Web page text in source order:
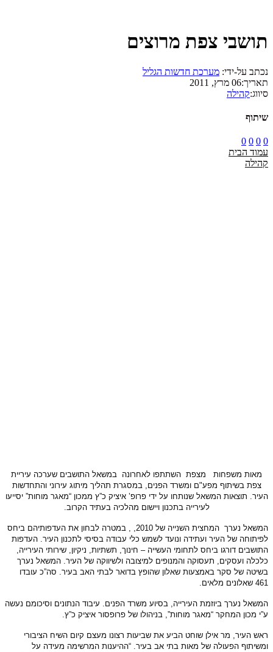
תושבי צפת מרוצים
נכתב על-ידי: מערכת חדשות הגליל
תאריך:06 מרץ, 2011
סיווג:קהילה
שיתוף
0
0
0
0
עמוד הבית
קהילה
מאות משפחות מצפת השתתפו לאחרונה במשאל התושבים שערכה עיריית
צפת בשיתוף מפע"ם ומשרד הפנים, במסגרת תהליך מיתוג עירוני והתחדשות
העיר. תוצאות המשאל שנותחו על ידי פרופ’ איציק כ”ץ ממכון “מאגר מוחות” יסייעו
לעירייה בתכנון ויישום מהלכיה בעתיד הקרוב.
המשאל נערך המחצית השנייה של במטרה לבחון את העדפותיהם ביחס
לפיתוחה של העיר ועתידה ונועד לשמש כלי עבודה בסיסי לתכנון העיר. העדפות
התושבים דורגו ביחס לתחומי העשייה – חינוך, תשתיות, ניקיון, שירותי העירייה,
כלכלה ועסקים, תעסוקה והמנופים למיצובה ולשיווקה של העיר. המשאל נערך
בשיטה של סקר באמצעות שאלון שהופץ בדואר לבתי האב בעיר. סה”כ עובדו
461 שאלונים מלאים.
המשאל נערך ביוזמת העירייה, בסיוע משרד הפנים. עיבוד הנתונים וסיכומם נעשה
ע”י מכון המחקר “מאגר מוחות”, בניהולו של פרופסור איציק כ”ץ.
ראש העיר, מר אילן שוחט הביע את שביעות רצונו מעצם קיום השיח הציבורי
ומשיתוף הפעולה של מאות בתי אב בעיר. “ההיענות המרשימה מעידה על